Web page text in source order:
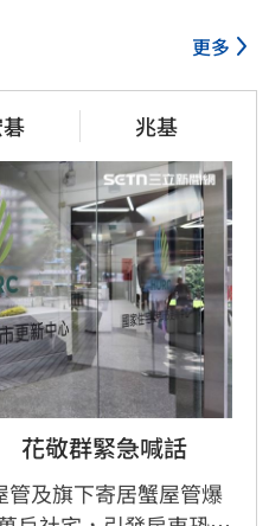
更多
兆基
花敬群緊急喊話
及旗下寄居蟹屋管爆